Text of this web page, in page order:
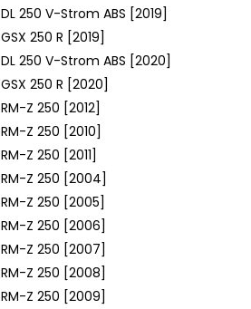
DL 250 V-Strom ABS [2019]
GSX 250 R [2019]
DL 250 V-Strom ABS [2020]
GSX 250 R [2020]
RM-Z 250 [2012]
RM-Z 250 [2010]
RM-Z 250 [2011]
RM-Z 250 [2004]
RM-Z 250 [2005]
RM-Z 250 [2006]
RM-Z 250 [2007]
RM-Z 250 [2008]
RM-Z 250 [2009]